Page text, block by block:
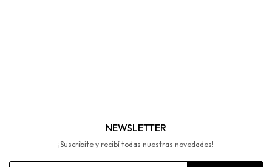
NEWSLETTER
¡Suscribite y recibí todas nuestras novedades!